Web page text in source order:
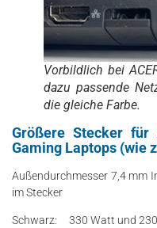
Vorbildlich bei
dazu passende
die gleiche Farbe.
Größere Stecker für
Gaming Laptops (wie
Außendurchmesser 7,4 mm
im Stecker
Schwarz: 330 Watt und